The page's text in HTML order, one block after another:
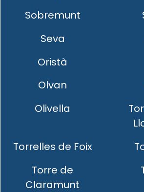
Sobremunt
Seva
Oristà
Olvan
Olivella
Torrelles de Foix
Torre de
Claramunt